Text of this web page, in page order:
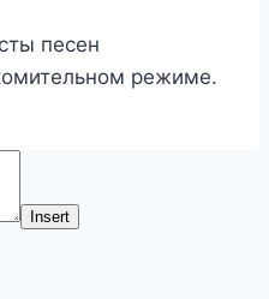
песен
режиме.
Insert